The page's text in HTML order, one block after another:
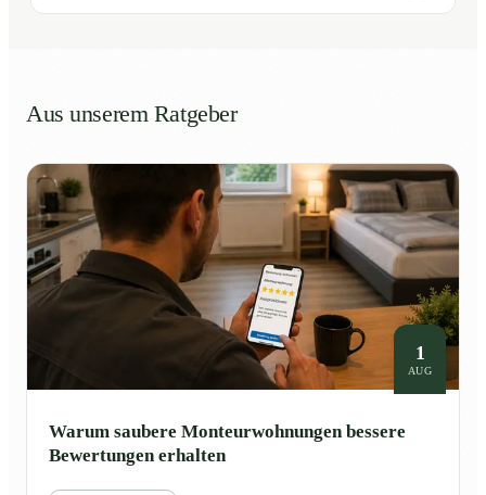
Aus unserem Ratgeber
1
AUG
Warum saubere Monteurwohnungen bessere
Bewertungen erhalten